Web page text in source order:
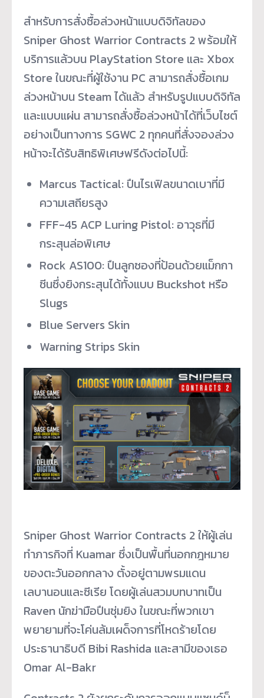
สำหรับการสั่งซื้อล่วงหน้าแบบดิจิทัลของ
Sniper Ghost Warrior Contracts 2 พร้อมให้
บริการแล้วบน PlayStation Store และ Xbox
Store ในขณะที่ผู้ใช้งาน PC สามารถสั่งซื้อเกม
ล่วงหน้าบน Steam ได้แล้ว สำหรับรูปแบบดิจิทัล
และแบบแผ่น สามารถสั่งซื้อล่วงหน้าได้ที่เว็บไซต์
อย่างเป็นทางการ SGWC 2 ทุกคนที่สั่งจองล่วง
หน้าจะได้รับสิทธิพิเศษฟรีดังต่อไปนี้:
Marcus Tactical: ปืนไรเฟิลขนาดเบาที่มี
ความเสถียรสูง
FFF-45 ACP Luring Pistol: อาวุธที่มี
กระสุนล่อพิเศษ
Rock AS100: ปืนลูกซองที่ป้อนด้วยแม็กกา
ซีนซึ่งยิงกระสุนได้ทั้งแบบ Buckshot หรือ
Slugs
Blue Servers Skin
Warning Strips Skin
Sniper Ghost Warrior Contracts 2 ให้ผู้เล่น
ทำภารกิจที่ Kuamar ซึ่งเป็นพื้นที่นอกกฎหมาย
ของตะวันออกกลาง ตั้งอยู่ตามพรมแดน
เลบานอนและซีเรีย โดยผู้เล่นสวมบทบาทเป็น
Raven นักฆ่ามือปืนซุ่มยิง ในขณะที่พวกเขา
พยายามที่จะโค่นล้มเผด็จการที่โหดร้ายโดย
ประธานาธิบดี Bibi Rashida และสามีของเธอ
Omar Al-Bakr